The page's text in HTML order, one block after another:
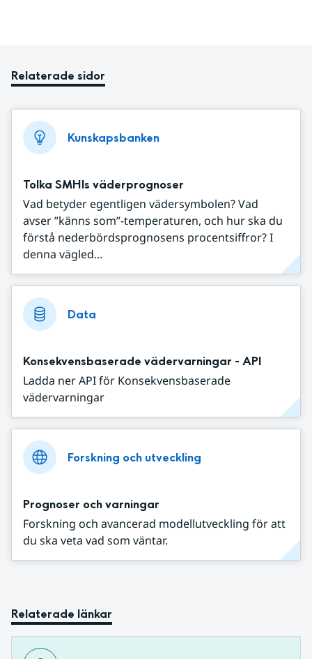
Relaterade sidor
Kunskapsbanken
Tolka SMHIs väderprognoser
Vad betyder egentligen vädersymbolen? Vad
avser ”känns som”-temperaturen, och hur ska du
förstå nederbördsprognosens procentsiffror? I
denna vägled...
Data
Konsekvensbaserade vädervarningar - API
Ladda ner API för Konsekvensbaserade
vädervarningar
Forskning och utveckling
Prognoser och varningar
Forskning och avancerad modellutveckling för att
du ska veta vad som väntar.
Relaterade länkar